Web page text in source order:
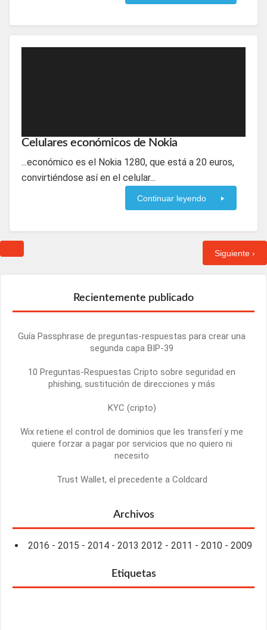
Celulares económicos de Nokia
...económico es el Nokia 1280, que está a 20 euros,
convirtiéndose así en el celular...
Continuar leyendo
Siguiente ›
Recientemente publicado
Guía Passphrase de preguntas-respuestas para crear una
segunda capa BIP-39
10 Preguntas-Respuestas Cripto sobre seguridad en
phishing, sustitución de direcciones y más
KYC (cripto)
Wix retiene el control de dominios que les transferí y me
quiere forzar a pagar por servicios que no quiero ni
necesito
Trust Wallet, el precedente a Coldcard
Archivos
2016 - 2015 - 2014 - 2013 2012 - 2011 - 2010 - 2009
Etiquetas